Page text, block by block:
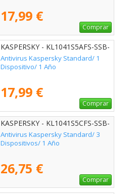
17,99 €
Comprar
KASPERSKY - KL1041S5AFS-SSB-
ES
Antivirus Kaspersky Standard/ 1
Dispositivo/ 1 Año
17,99 €
Comprar
KASPERSKY - KL1041S5CFS-SSB-
ES
Antivirus Kaspersky Standard/ 3
Dispositivos/ 1 Año
26,75 €
Comprar